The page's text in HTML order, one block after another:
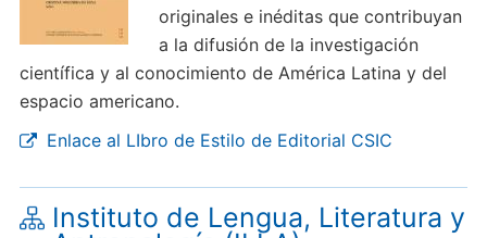
originales e inéditas que contribuyan
a la difusión de la investigación
científica y al conocimiento de América Latina y del
espacio americano.
Enlace al LIbro de Estilo de Editorial CSIC
Instituto de Lengua, Literatura y